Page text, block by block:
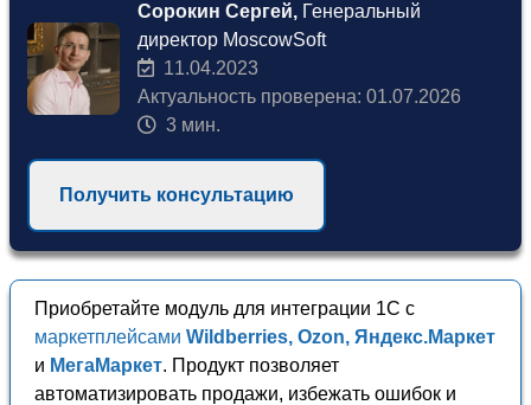
Сорокин Сергей, Генеральный
директор MoscowSoft
11.04.2023
Актуальность проверена: 01.07.2026
3 мин.
Получить консультацию
Приобретайте модуль для интеграции 1С с
маркетплейсами Wildberries, Ozon, Яндекс.Маркет
и МегаМаркет. Продукт позволяет
автоматизировать продажи, избежать ошибок и